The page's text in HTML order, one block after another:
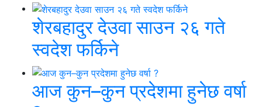
शेरबहादुर देउवा साउन २६ गते
स्वदेश फर्किने
आज कुन–कुन प्रदेशमा हुनेछ वर्षा